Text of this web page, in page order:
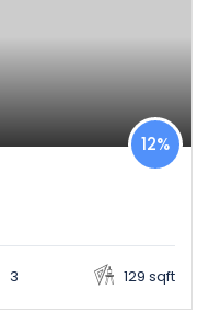
12%
3 129 sqft